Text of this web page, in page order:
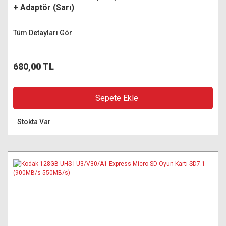
+ Adaptör (Sarı)
Tüm Detayları Gör
680,00 TL
Sepete Ekle
Stokta Var